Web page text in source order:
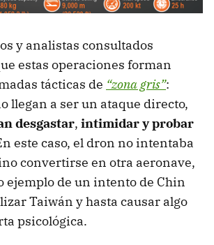
y analistas consultados
estas operaciones forman
tácticas de “zona gris”:
llegan a ser un ataque directo,
desgastar, intimidar y probar
este caso, el dron no intentaba
convertirse en otra aeronave,
ejemplo de un intento de Chin
Taiwán y hasta causar algo
psicológica.